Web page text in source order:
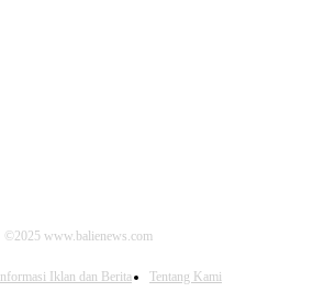
©2025 www.balienews.com
Informasi Iklan dan Berita Tentang Kami